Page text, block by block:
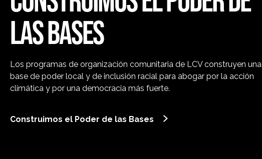
LAS BASES
Los programas de organización comunitaria de LCV construyen una
base de poder local y de inclusión racial para abogar por la acción
climática y por una democracia más fuerte.
Construimos el Poder de las Bases